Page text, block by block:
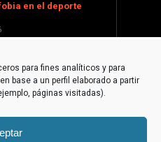
para fines analíticos y para
base a un perfil elaborado a partir
páginas visitadas).
en el deporte
desde la
internacional
islamófoba de